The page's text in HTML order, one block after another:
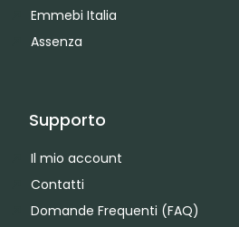
Emmebi Italia
Assenza
Supporto
Il mio account
Contatti
Domande Frequenti (FAQ)